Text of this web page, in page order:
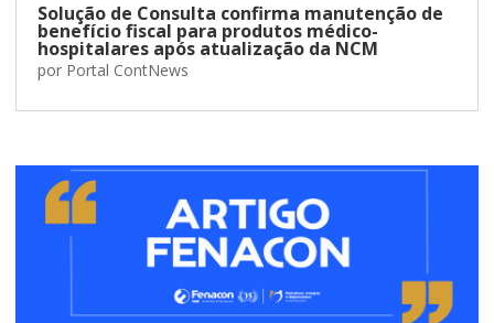
Solução de Consulta confirma manutenção de
benefício fiscal para produtos médico-
hospitalares após atualização da NCM
por Portal ContNews